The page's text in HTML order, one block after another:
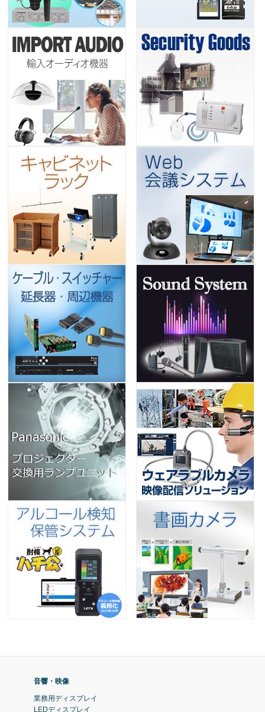
音響・映像
業務用ディスプレイ
LEDディスプレイ